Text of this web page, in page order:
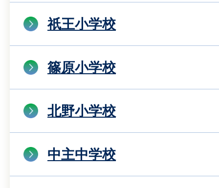
祇王小学校
篠原小学校
北野小学校
中主中学校